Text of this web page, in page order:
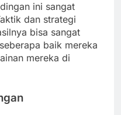
ini sangat
dan strategi
bisa sangat
baik mereka
mereka di